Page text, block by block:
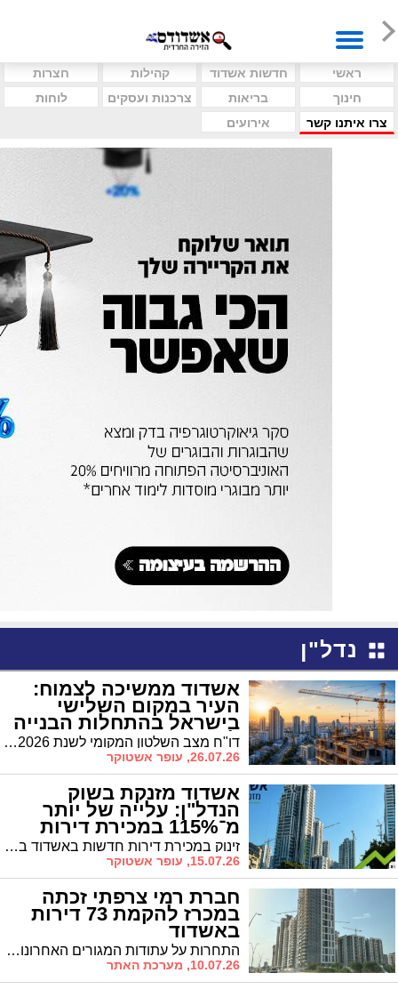
ראשי חדשות אשדוד קהילות
חצרות
חינוך
בריאות צרכנות ועסקים
לוחות
צרו איתנו קשר
אירועים
נדל"ן
אשדוד ממשיכה לצמוח:
העיר במקום השלישי
בישראל בהתחלות הבנייה
למגורים דו"ח מצב השלטון המקומי לשנת 2026, המבוסס על נתוני התחלות הבנייה, מציב את אשדוד במקום השלישי בארץ עם 2,746 דירות חדשות שהחלו להיבנות. מדובר בזינוק חד לעומת שנת 2020, אז נרשמו בעיר 936 התחלות בנייה בלבד
26.07.26, עופר אשטוקר
אשדוד מזנקת בשוק
הנדל"ן: עלייה של יותר
מ־115% במכירת דירות
חדשות זינוק במכירת דירות חדשות באשדוד בשלושת החודשים מרץ–מאי 2026, יותר מפי שניים לעומת התקופה שקדמה להם. גם שוק היד השנייה נותר פעיל, עם מאות עסקאות. כל הפרטים על ההתאוששות בשוק הנדל"ן בעיר
15.07.26, עופר אשטוקר
חברת רמי צרפתי זכתה
במכרז להקמת 73 דירות
באשדוד
התחרות על עתודות המגורים האחרונות באשדוד מגיעה לשיא: 19 הצעות הוגשו למכרז רשות מקרקעי ישראל ומשרד השיכון ברובע 'קריית פארק לכיש' החדש. החברה הזוכה תשלם כ-40.4 מיליון שקלים עבור הקרקע
10.07.26, מערכת האתר